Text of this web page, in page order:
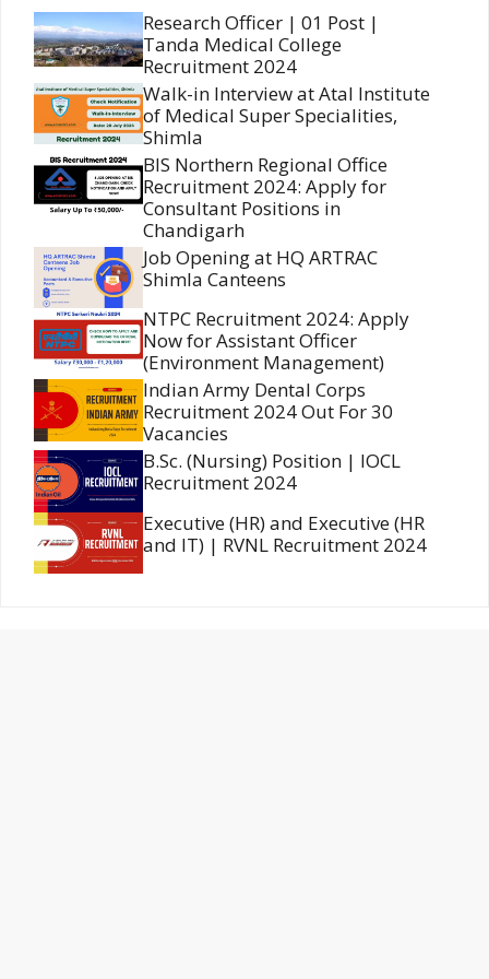
Research Officer | 01 Post |
Tanda Medical College
Recruitment 2024
Walk-in Interview at Atal Institute
of Medical Super Specialities,
Shimla
BIS Northern Regional Office
Recruitment 2024: Apply for
Consultant Positions in
Chandigarh
Job Opening at HQ ARTRAC
Shimla Canteens
NTPC Recruitment 2024: Apply
Now for Assistant Officer
(Environment Management)
Indian Army Dental Corps
Recruitment 2024 Out For 30
Vacancies
B.Sc. (Nursing) Position | IOCL
Recruitment 2024
Executive (HR) and Executive (HR
and IT) | RVNL Recruitment 2024